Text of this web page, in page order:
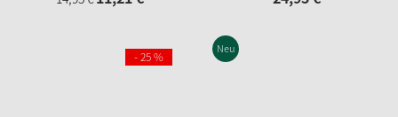
- 25 %
Neu